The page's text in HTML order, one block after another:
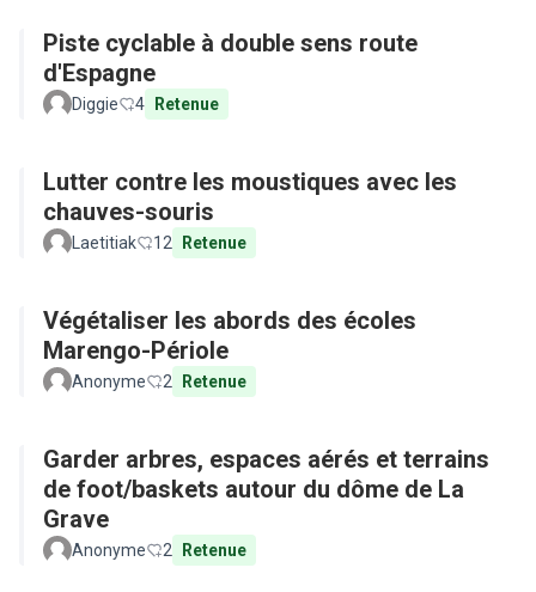
Piste cyclable à double sens route
d'Espagne
Diggie 4 Retenue
Lutter contre les moustiques avec les
chauves-souris
Laetitiak 12 Retenue
Végétaliser les abords des écoles
Marengo-Périole
Anonyme 2 Retenue
Garder arbres, espaces aérés et terrains
de foot/baskets autour du dôme de La
Grave
Anonyme 2 Retenue